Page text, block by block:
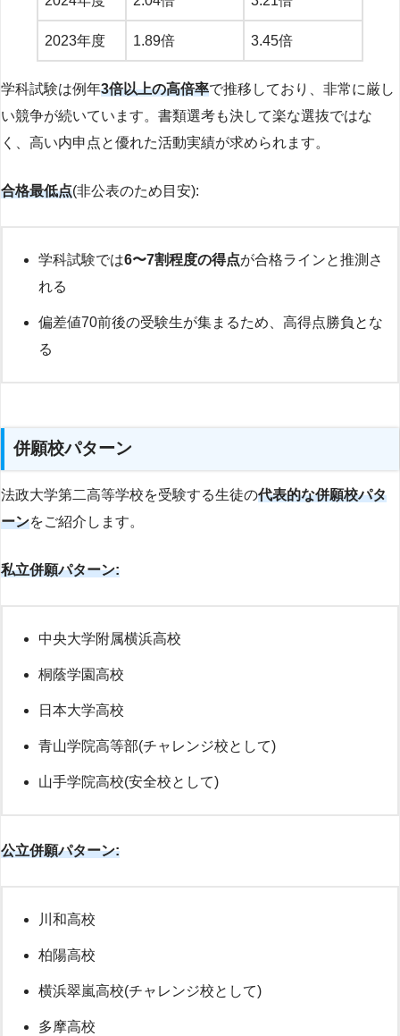
2023年度 1.89倍 3.45倍
学科試験は例年3倍以上の高倍率で推移しており、非常に厳し
い競争が続いています。書類選考も決して楽な選抜ではな
く、高い内申点と優れた活動実績が求められます。
合格最低点(非公表のため目安):
学科試験では6〜7割程度の得点が合格ラインと推測さ
れる
偏差値70前後の受験生が集まるため、高得点勝負とな
る
併願校パターン
法政大学第二高等学校を受験する生徒の代表的な併願校パタ
ーンをご紹介します。
私立併願パターン:
中央大学附属横浜高校
桐蔭学園高校
日本大学高校
青山学院高等部(チャレンジ校として)
山手学院高校(安全校として)
公立併願パターン:
川和高校
柏陽高校
横浜翠嵐高校(チャレンジ校として)
多摩高校